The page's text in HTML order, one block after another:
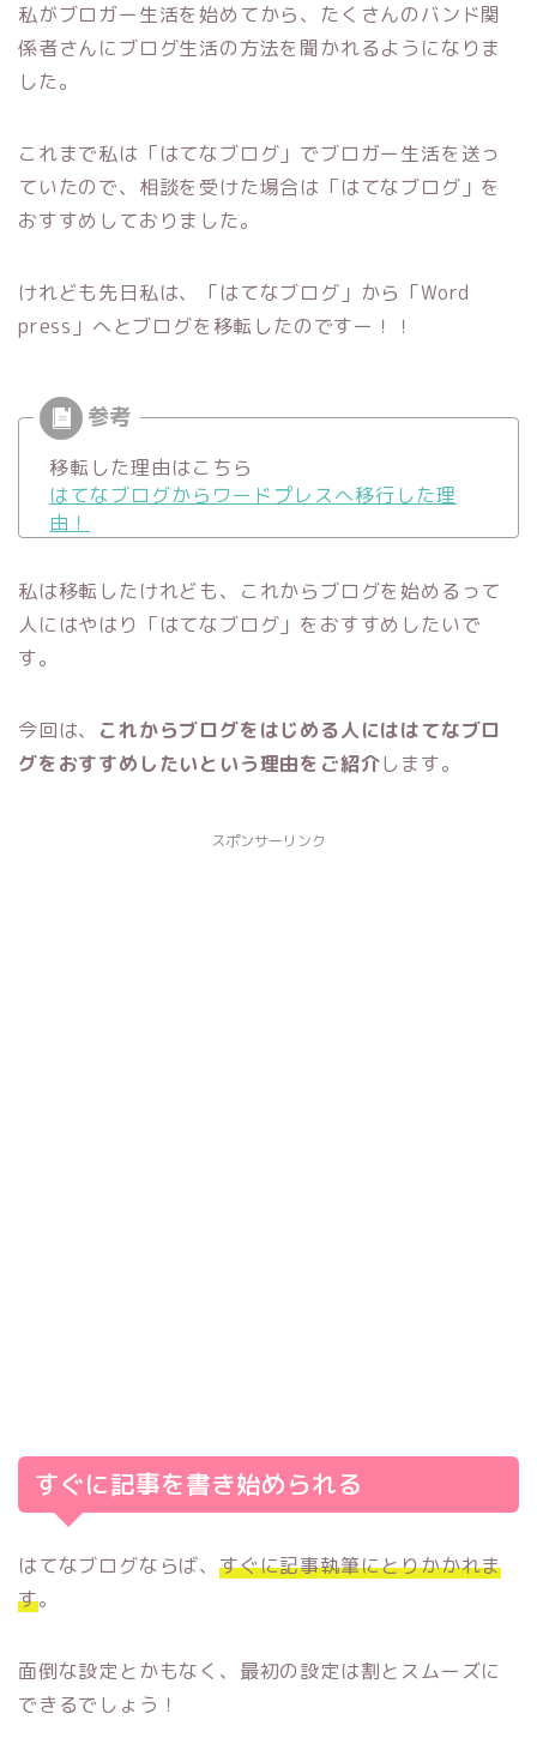
私がブロガー生活を始めてから、たくさんのバンド関
係者さんにブログ生活の方法を聞かれるようになりま
した。
これまで私は「はてなブログ」でブロガー生活を送っ
ていたので、相談を受けた場合は「はてなブログ」を
おすすめしておりました。
けれども先日私は、「はてなブログ」から「Word
press」へとブログを移転したのですー！！
移転した理由はこちら
はてなブログからワードプレスへ移行した理
由！
私は移転したけれども、これからブログを始めるって
人にはやはり「はてなブログ」をおすすめしたいで
す。
今回は、 これからブログをはじめる人にははてなブロ
グをおすすめしたいという理由をご紹介します。
スポンサーリンク
すぐに記事を書き始められる
はてなブログならば、すぐに記事執筆にとりかかれま
す。
面倒な設定とかもなく、最初の設定は割とスムーズに
できるでしょう！